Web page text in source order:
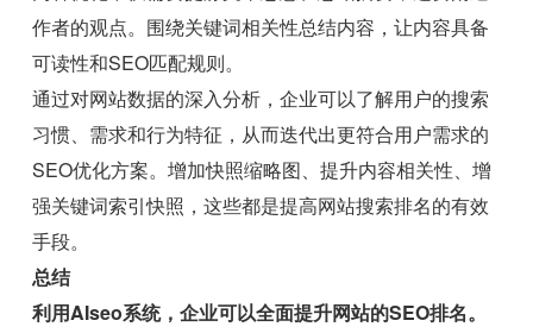
作者的观点。围绕关键词相关性总结内容，让内容具备
可读性和SEO匹配规则。
通过对网站数据的深入分析，企业可以了解用户的搜索
习惯、需求和行为特征，从而迭代出更符合用户需求的
SEO优化方案。增加快照缩略图、提升内容相关性、增
强关键词索引快照，这些都是提高网站搜索排名的有效
手段。
总结
利用AIseo系统，企业可以全面提升网站的SEO排名。